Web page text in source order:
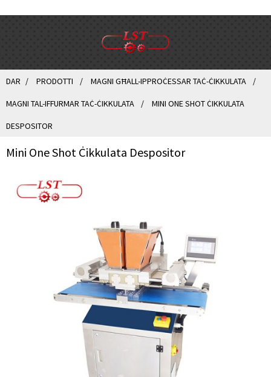
DAR PRODOTTI MAGNI GĦALL-IPPROĊESSAR TAĊ-ĊIKKULATA
MAGNI TAL-IFFURMAR TAĊ-ĊIKKULATA MINI ONE SHOT ĊIKKULATA
DESPOSITOR
Mini One Shot Ċikkulata Despositor